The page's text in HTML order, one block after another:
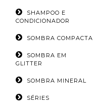
SHAMPOO E
CONDICIONADOR
SOMBRA COMPACTA
SOMBRA EM
GLITTER
SOMBRA MINERAL
SÉRIES